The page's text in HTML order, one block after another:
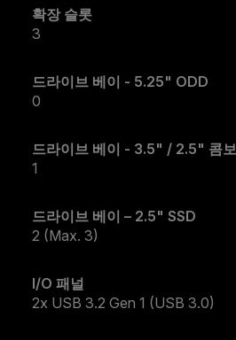
확장 슬롯
3
드라이브 베이 - 5.25" ODD
0
드라이브 베이 - 3.5" / 2.5" 콤보
1
드라이브 베이 – 2.5" SSD
2 (Max. 3)
I/O 패널
2x USB 3.2 Gen 1 (USB 3.0)